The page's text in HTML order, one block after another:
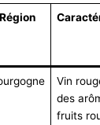
Région
Vin
des
fruits